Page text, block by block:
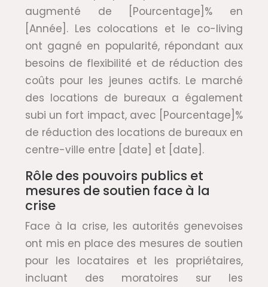
augmenté de [Pourcentage]% en
[Année]. Les colocations et le co-living
ont gagné en popularité, répondant aux
besoins de flexibilité et de réduction des
coûts pour les jeunes actifs. Le marché
des locations de bureaux a également
subi un fort impact, avec [Pourcentage]%
de réduction des locations de bureaux en
centre-ville entre [date] et [date].
Rôle des pouvoirs publics et
mesures de soutien face à la
crise
Face à la crise, les autorités genevoises
ont mis en place des mesures de soutien
pour les locataires et les propriétaires,
incluant des moratoires sur les